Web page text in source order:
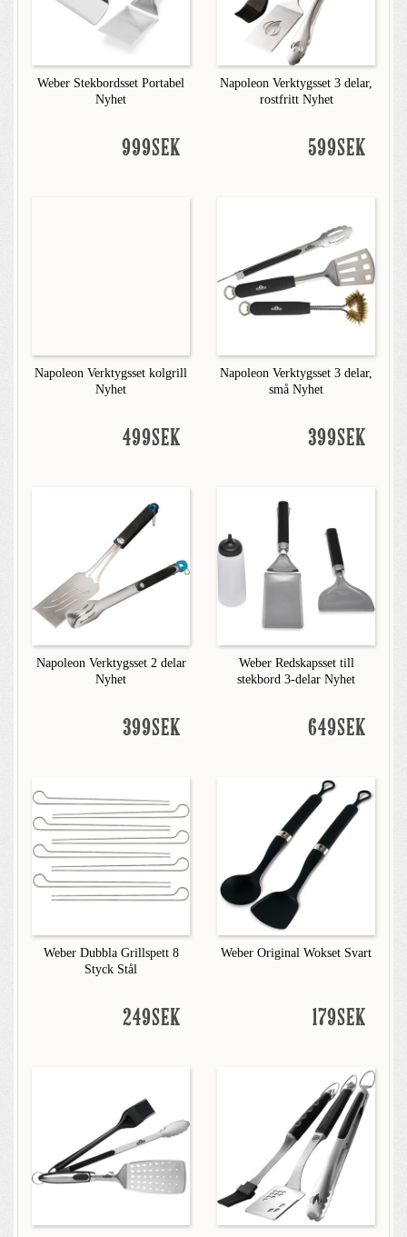
Weber Stekbordsset Portabel
Nyhet
999SEK
Napoleon Verktygsset 3 delar,
rostfritt Nyhet
599SEK
Napoleon Verktygsset kolgrill
Nyhet
499SEK
Napoleon Verktygsset 3 delar,
små Nyhet
399SEK
Napoleon Verktygsset 2 delar
Nyhet
399SEK
Weber Redskapsset till
stekbord 3-delar Nyhet
649SEK
Weber Dubbla Grillspett 8
Styck Stål
249SEK
Weber Original Wokset Svart
179SEK